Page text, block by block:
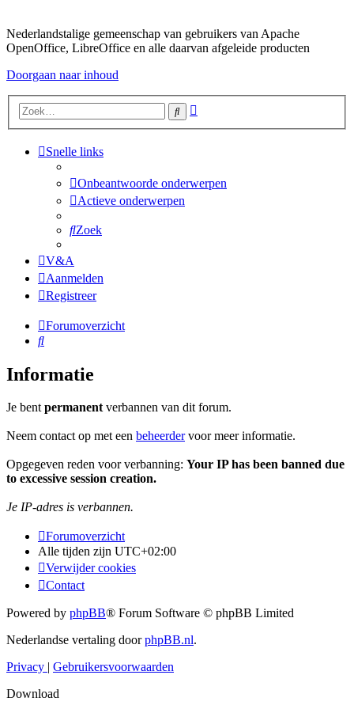
Nederlandstalige gemeenschap van gebruikers van Apache
OpenOffice, LibreOffice en alle daarvan afgeleide producten
Doorgaan naar inhoud
Zoek
Snelle links
Onbeantwoorde onderwerpen
Actieve onderwerpen
Zoek
V&A
Aanmelden
Registreer
Forumoverzicht
Zoek
Informatie
Je bentpermanentverbannen van dit forum.
Neem contact op met een beheerdervoor meer informatie.
Opgegeven reden voor verbanning: Your IP has been banned due
to excessive session creation.
Je IP-adres is verbannen.
Forumoverzicht
Alle tijden zijn UTC+02:00
Verwijder cookies
Contact
Powered by phpBB® Forum Software © phpBB Limited
Nederlandse vertaling doorphpBB.nl.
Privacy | Gebruikersvoorwaarden
Download